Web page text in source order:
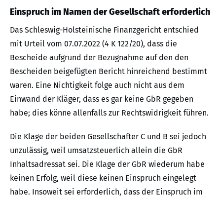
Einspruch im Namen der Gesellschaft erforderlich
Das Schleswig-Holsteinische Finanzgericht entschied
mit Urteil vom 07.07.2022 (4 K 122/20), dass die
Bescheide aufgrund der Bezugnahme auf den den
Bescheiden beigefügten Bericht hinreichend bestimmt
waren. Eine Nichtigkeit folge auch nicht aus dem
Einwand der Kläger, dass es gar keine GbR gegeben
habe; dies könne allenfalls zur Rechtswidrigkeit führen.
Die Klage der beiden Gesellschafter C und B sei jedoch
unzulässig, weil umsatzsteuerlich allein die GbR
Inhaltsadressat sei. Die Klage der GbR wiederum habe
keinen Erfolg, weil diese keinen Einspruch eingelegt
habe. Insoweit sei erforderlich, dass der Einspruch im